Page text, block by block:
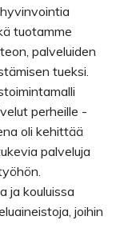
tuotamme
palveluiden
tueksi.
perheille -
oli kehittää
palveluja
ja kouluissa
joihin